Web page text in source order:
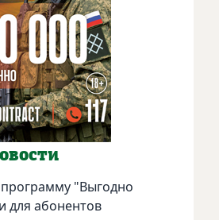
программу "Выгодно
для абонентов